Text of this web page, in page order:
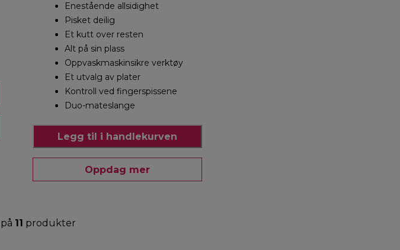
Enestående allsidighet
Pisket deilig
Et kutt over resten
Alt på sin plass
Oppvaskmaskinsikre verktøy
Et utvalg av plater
Kontroll ved fingerspissene
Duo-mateslange
Legg til i handlekurven
Oppdag mer
på 11 produkter